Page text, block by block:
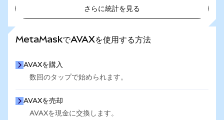
さらに統計を見る
MetaMaskでAVAXを使用する方法
AVAXを購入
数回のタップで始められます。
AVAXを売却
AVAXを現金に交換します。